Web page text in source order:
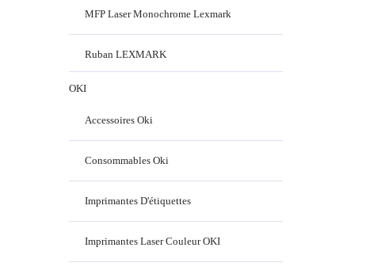
MFP Laser Monochrome Lexmark
Ruban LEXMARK
OKI
Accessoires Oki
Consommables Oki
Imprimantes D'étiquettes
Imprimantes Laser Couleur OKI